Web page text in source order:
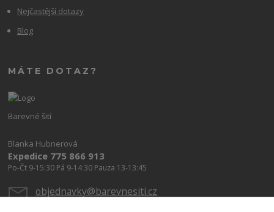
Nejčastější dotazy
Blog
MÁTE DOTAZ?
Barevné šití
Blanka Hubnerová
Expedice 775 866 913
Po-Čt 9-15:30 Pá 9-14:30 Pauza 13-13:45
objednavky@barevnesiti.cz